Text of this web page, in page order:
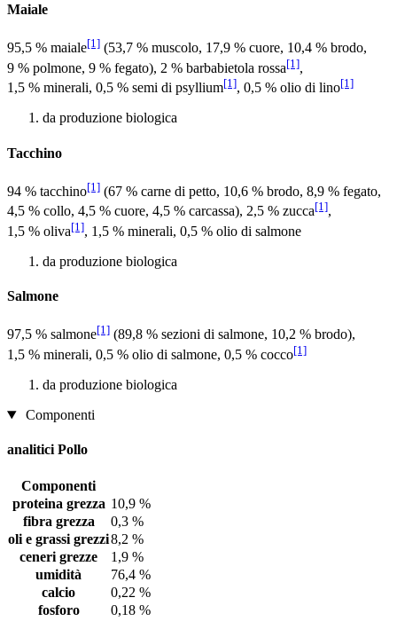
Maiale
95,5 % maiale[1] (53,7 % muscolo, 17,9 % cuore, 10,4 % brodo,
9 % polmone, 9 % fegato), 2 % barbabietola rossa[1],
1,5 % minerali, 0,5 % semi di psyllium[1], 0,5 % olio di lino[1]
da produzione biologica
Tacchino
94 % tacchino[1] (67 % carne di petto, 10,6 % brodo, 8,9 % fegato,
4,5 % collo, 4,5 % cuore, 4,5 % carcassa), 2,5 % zucca[1],
1,5 % oliva[1], 1,5 % minerali, 0,5 % olio di salmone
da produzione biologica
Salmone
97,5 % salmone[1] (89,8 % sezioni di salmone, 10,2 % brodo),
1,5 % minerali, 0,5 % olio di salmone, 0,5 % cocco[1]
da produzione biologica
Componenti
analitici Pollo
Componenti
proteina grezza 10,9 %
fibra grezza
0,3 %
oli e grassi grezzi8,2 %
ceneri grezze
1,9 %
umidità
76,4 %
calcio
0,22 %
fosforo
0,18 %